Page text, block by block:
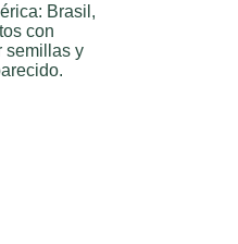
Brasil,
con
semillas y